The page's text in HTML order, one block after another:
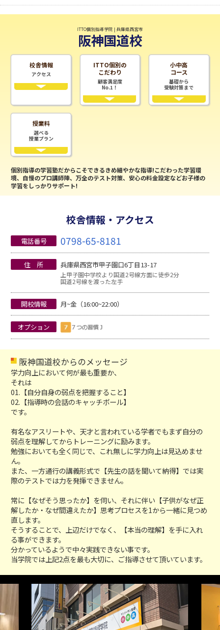
ITTO個別指導学院 | 兵庫県西宮市
阪神国道校
校舎情報
アクセス
ITTO個別の
こだわり
顧客満足度
No.1！
小中高
コース
基礎から
受験対策まで
授業料
選べる
授業プラン
個別指導の学習塾だからこそできるきめ細やかな指導!こだわった学習環
境、自慢のプロ講師陣、万全のテスト対策、安心の料金設定などお子様の
学習をしっかりサポート!
校舎情報・アクセス
電話番号 0798-65-8181
住 所 兵庫県西宮市甲子園口6丁目13-17
上甲子園中学校より国道2号線方面に徒歩2分
国道2号線を渡った左手
開校情報 月~金（16:00~22:00）
オプション
阪神国道校からのメッセージ
学力向上において何が最も重要か、
それは
01.【自分自身の弱点を把握すること】
02.【指導時の会話のキャッチボール】
です。
有名なアスリートや、天才と言われている学者でもまず自分の
弱点を理解してからトレーニングに励みます。
勉強においても全く同じで、これ無しに学力向上は見込めませ
ん。
また、一方通行の講義形式で【先生の話を聞いて納得】では実
際のテストでは力を発揮できません。
常に【なぜそう思ったか】を伺い、それに伴い【子供がなぜ正
解したか・なぜ間違えたか】思考プロセスを1から一緒に見つめ
直します。
そうすることで、上辺だけでなく、【本当の理解】を手に入れ
る事ができます。
分かっているようで中々実践できない事です。
当学院では上記2点を最も大切に、ご指導させて頂いています。